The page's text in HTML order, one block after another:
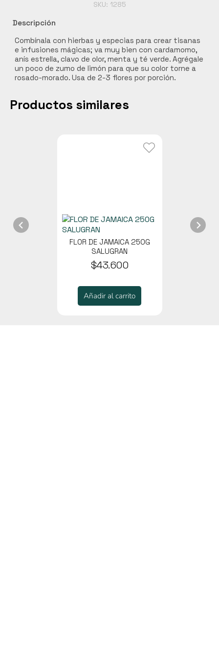
SKU: 1285
Descripción
Combínala con hierbas y especias para crear tisanas
e infusiones mágicas; va muy bien con cardamomo,
anís estrella, clavo de olor, menta y té verde. Agrégale
un poco de zumo de limón para que su color torne a
rosado-morado. Usa de 2-3 flores por porción.
Productos similares
FLOR DE JAMAICA 250G
SALUGRAN
$43.600
Añadir al carrito